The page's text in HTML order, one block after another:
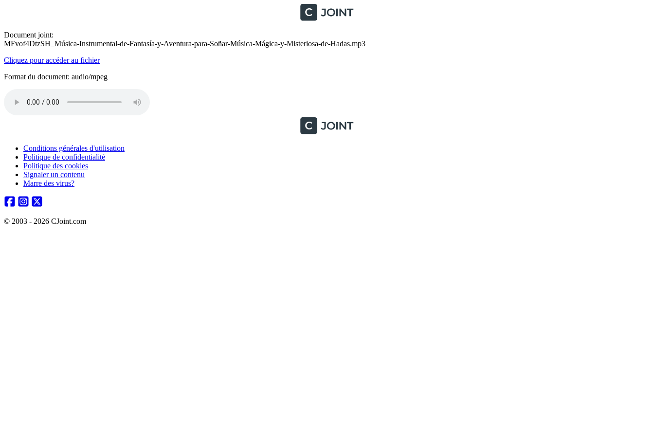
Document joint:
MFvof4DtzSH_Música-Instrumental-de-Fantasía-y-Aventura-para-Soñar-Música-Mágica-y-Misteriosa-de-Hadas.mp3
Cliquez pour accéder au fichier
Format du document: audio/mpeg
Conditions générales d'utilisation
Politique de confidentialité
Politique des cookies
Signaler un contenu
Marre des virus?
© 2003 - 2026 CJoint.com